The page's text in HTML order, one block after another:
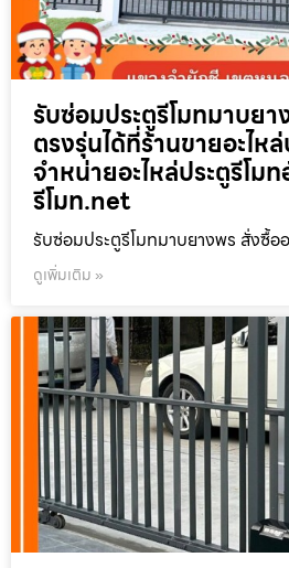
รับซ่อมประตูรีโมทมาบยา
ตรงรุ่นได้ที่ร้านขายอะไห
จำหน่ายอะไหล่ประตูรีโม
รีโมท.net
รับซ่อมประตูรีโมทมาบยางพร สั่งซื้ออ
ดูเพิ่มเติม »